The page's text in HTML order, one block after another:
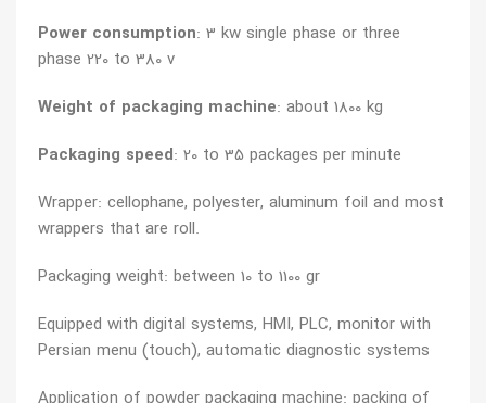
Power consumption: 3 kw single phase or three
phase 220 to 380 v
Weight of packaging machine: about 1800 kg
Packaging speed: 20 to 35 packages per minute
Wrapper: cellophane, polyester, aluminum foil and most
wrappers that are roll.
Packaging weight: between 10 to 1100 gr
Equipped with digital systems, HMI, PLC, monitor with
Persian menu (touch), automatic diagnostic systems